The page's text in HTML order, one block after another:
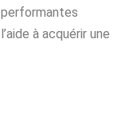
performantes
à acquérir une